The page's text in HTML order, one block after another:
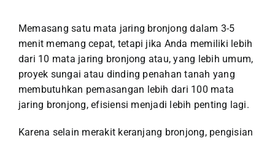
Memasang satu mata jaring bronjong dalam 3-5
menit memang cepat, tetapi jika Anda memiliki lebih
dari 10 mata jaring bronjong atau, yang lebih umum,
proyek sungai atau dinding penahan tanah yang
membutuhkan pemasangan lebih dari 100 mata
jaring bronjong, efisiensi menjadi lebih penting lagi.
Karena selain merakit keranjang bronjong, pengisian